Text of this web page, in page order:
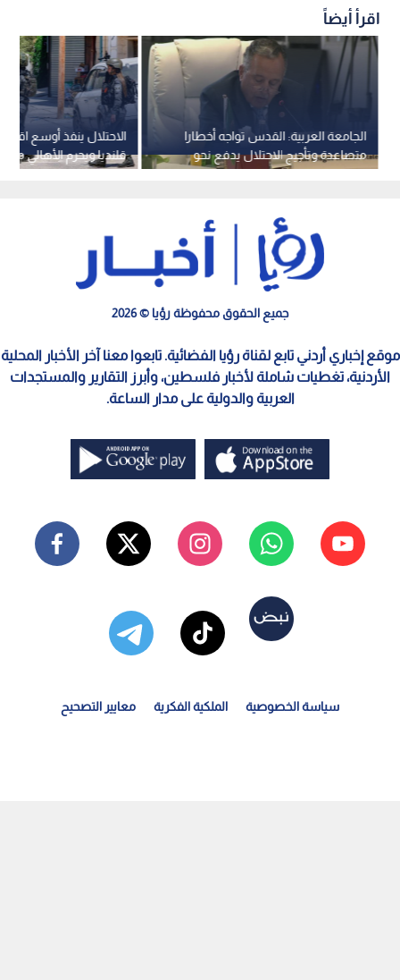
اقرأ أيضاً
الاحتلال ينفذ أوسع
قلنديا ويحرم الأهالي من
الجامعة العربية: القدس تواجه أخطارا
متصاعدة وتأجيج الاحتلال يدفع نحو
صراع ديني
جميع الحقوق محفوظة رؤيا © 2026
موقع إخباري أردني تابع لقناة رؤيا الفضائية. تابعوا معنا آخر الأخبار المحلية
الأردنية، تغطيات شاملة لأخبار فلسطين، وأبرز التقارير والمستجدات
العربية والدولية على مدار الساعة.
سياسة الخصوصية الملكية الفكرية معايير التصحيح